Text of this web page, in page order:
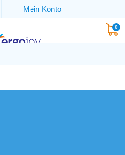
Mein Konto
0